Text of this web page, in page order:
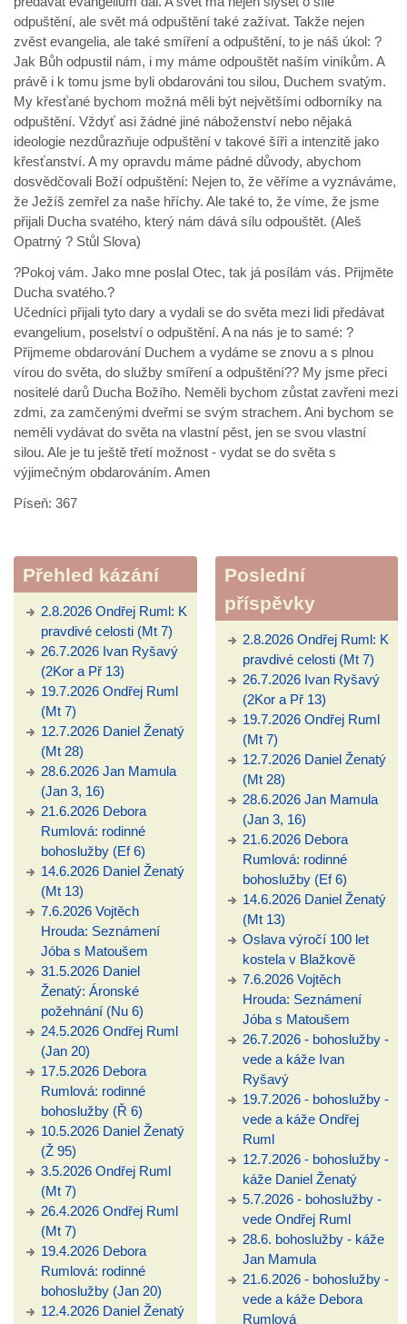
odpuštění, ale svět má odpuštění také zažívat. Takže nejen
zvěst evangelia, ale také smíření a odpuštění, to je náš úkol: ?
Jak Bůh odpustil nám, i my máme odpouštět naším viníkům. A
právě i k tomu jsme byli obdarováni tou silou, Duchem svatým.
My křesťané bychom možná měli být největšími odborníky na
odpuštění. Vždyť asi žádné jiné náboženství nebo nějaká
ideologie nezdůrazňuje odpuštění v takové šíři a intenzitě jako
křesťanství. A my opravdu máme pádné důvody, abychom
dosvědčovali Boží odpuštění: Nejen to, že věříme a vyznáváme,
že Ježíš zemřel za naše hříchy. Ale také to, že víme, že jsme
přijali Ducha svatého, který nám dává sílu odpouštět. (Aleš
Opatrný ? Stůl Slova)
?Pokoj vám. Jako mne poslal Otec, tak já posílám vás. Přijměte
Ducha svatého.?
Učedníci přijali tyto dary a vydali se do světa mezi lidi předávat
evangelium, poselství o odpuštění. A na nás je to samé: ?
Přijmeme obdarování Duchem a vydáme se znovu a s plnou
vírou do světa, do služby smíření a odpuštění?? My jsme přeci
nositelé darů Ducha Božího. Neměli bychom zůstat zavřeni mezi
zdmi, za zamčenými dveřmi se svým strachem. Ani bychom se
neměli vydávat do světa na vlastní pěst, jen se svou vlastní
silou. Ale je tu ještě třetí možnost - vydat se do světa s
výjimečným obdarováním. Amen
Píseň: 367
Přehled kázání
2.8.2026 Ondřej Ruml: K
pravdivé celosti (Mt 7)
26.7.2026 Ivan Ryšavý
(2Kor a Př 13)
19.7.2026 Ondřej Ruml
(Mt 7)
12.7.2026 Daniel Ženatý
(Mt 28)
28.6.2026 Jan Mamula
(Jan 3, 16)
21.6.2026 Debora
Rumlová: rodinné
bohoslužby (Ef 6)
14.6.2026 Daniel Ženatý
(Mt 13)
7.6.2026 Vojtěch
Hrouda: Seznámení
Jóba s Matoušem
31.5.2026 Daniel
Ženatý: Áronské
požehnání (Nu 6)
24.5.2026 Ondřej Ruml
(Jan 20)
17.5.2026 Debora
Rumlová: rodinné
bohoslužby (Ř 6)
10.5.2026 Daniel Ženatý
(Ž 95)
3.5.2026 Ondřej Ruml
(Mt 7)
26.4.2026 Ondřej Ruml
(Mt 7)
19.4.2026 Debora
Rumlová: rodinné
bohoslužby (Jan 20)
12.4.2026 Daniel Ženatý
Poslední
příspěvky
2.8.2026 Ondřej Ruml: K
pravdivé celosti (Mt 7)
26.7.2026 Ivan Ryšavý
(2Kor a Př 13)
19.7.2026 Ondřej Ruml
(Mt 7)
12.7.2026 Daniel Ženatý
(Mt 28)
28.6.2026 Jan Mamula
(Jan 3, 16)
21.6.2026 Debora
Rumlová: rodinné
bohoslužby (Ef 6)
14.6.2026 Daniel Ženatý
(Mt 13)
Oslava výročí 100 let
kostela v Blažkově
7.6.2026 Vojtěch
Hrouda: Seznámení
Jóba s Matoušem
26.7.2026 - bohoslužby -
vede a káže Ivan
Ryšavý
19.7.2026 - bohoslužby -
vede a káže Ondřej
Ruml
12.7.2026 - bohoslužby -
káže Daniel Ženatý
5.7.2026 - bohoslužby -
vede Ondřej Ruml
28.6. bohoslužby - káže
Jan Mamula
21.6.2026 - bohoslužby -
vede a káže Debora
Rumlová